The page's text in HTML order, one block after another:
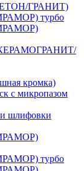
ГРАНИТ)
турбо
кромка)
с микропазом
шлифовки
турбо